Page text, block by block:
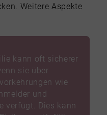
Weitere Aspekte
kann oft sicherer
sie über
wie
und
verfügt. Dies kann